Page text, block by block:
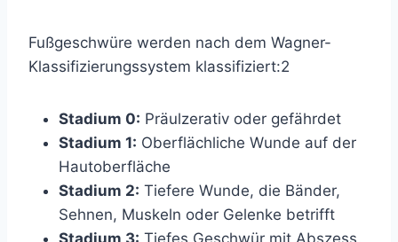
Fußgeschwüre werden nach dem Wagner-
Klassifizierungssystem klassifiziert:2
Stadium 0: Präulzerativ oder gefährdet
Stadium 1: Oberflächliche Wunde auf der
Hautoberfläche
Stadium 2: Tiefere Wunde, die Bänder,
Sehnen, Muskeln oder Gelenke betrifft
Stadium 3: Tiefes Geschwür mit Abszess,